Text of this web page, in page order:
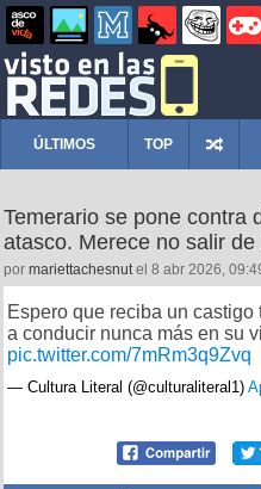
ÚLTIMOS TOP
Temerario se pone contra
atasco. Merece no salir de
por mariettachesnutel 8 abr 2026,
Espero que reciba un
a conducir nunca más en su
pic.twitter.com/7mRm3q9Zvq
— Cultura Literal (@culturaliteral1)